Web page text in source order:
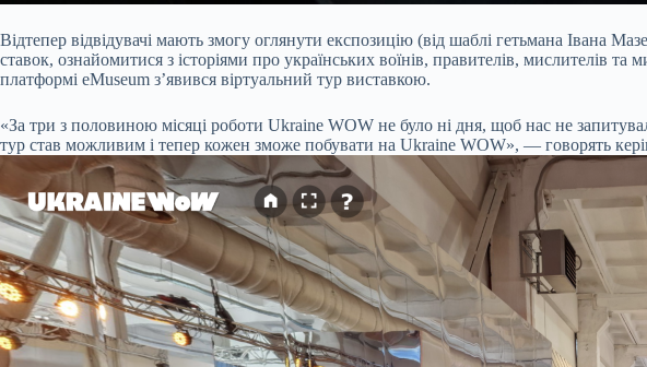
Відтепер відвідувачі мають змогу оглянути експозицію (від шаблі гетьмана Івана
ставок, ознайомитися з історіями про українських воїнів, правителів, мислителів
платформі eMuseum з’явився віртуальний тур виставкою.
«За три з половиною місяці роботи Ukraine WOW не було ні дня, щоб нас не
тур став можливим і тепер кожен зможе побувати на Ukraine WOW», ― говорять